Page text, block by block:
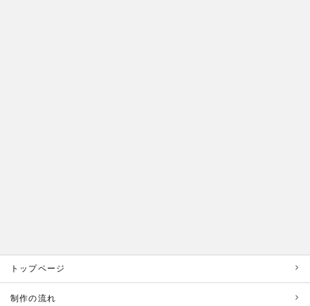
トップページ
制作の流れ